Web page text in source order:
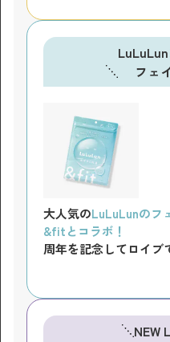
フェ
大人気のLuLuLunのフ
&fitとコラボ！
周年を記念してロイブ
NEW